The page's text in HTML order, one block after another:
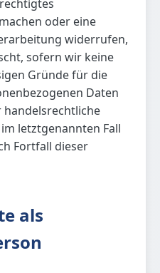
oder eine
widerrufen,
sofern wir keine
Gründe für die
Daten
handelsrechtliche
letztgenannten Fall
Fortfall dieser
als